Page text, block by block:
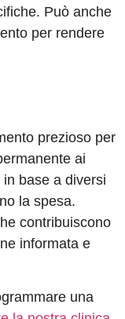
Può anche
per rendere
prezioso per
ai
base a diversi
la spesa.
contribuiscono
informata e
una